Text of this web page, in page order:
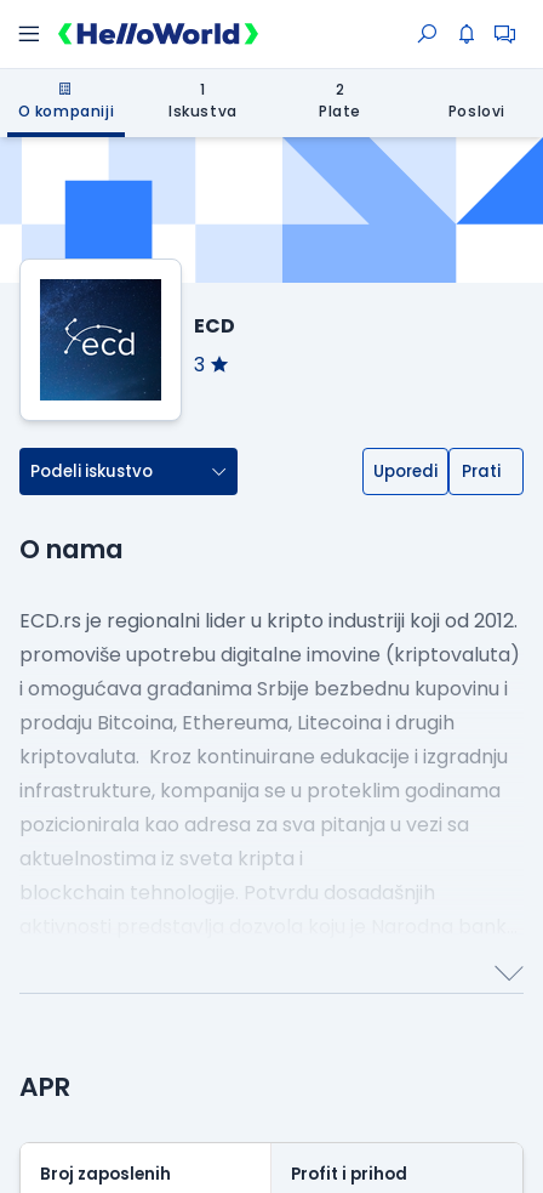
O kompaniji
1
Iskustva
2
Plate
Poslovi
ECD
3
Podeli iskustvo Uporedi Prati
O nama
ECD.rs je regionalni lider u kripto industriji koji od 2012.
promoviše upotrebu digitalne imovine (kriptovaluta)
i omogućava građanima Srbije bezbednu kupovinu i
prodaju Bitcoina, Ethereuma, Litecoina i drugih
kriptovaluta. Kroz kontinuirane edukacije i izgradnju
infrastrukture, kompanija se u proteklim godinama
pozicionirala kao adresa za sva pitanja u vezi sa
aktuelnostima iz sveta kripta i
blockchain tehnologije. Potvrdu dosadašnjih
kompanije je da kriptovalute postanu dostupne
transakcija i pridobio poverenje više od 50 hiljada
APR
Broj zaposlenih Profit i prihod